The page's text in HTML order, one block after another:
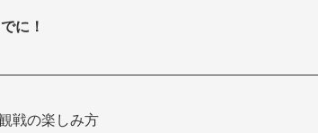
に！
戦の楽しみ方